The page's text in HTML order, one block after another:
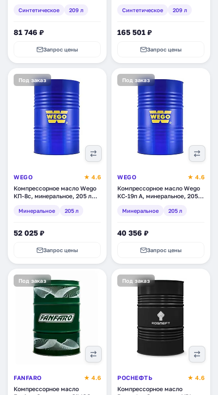
(550042581)
Синтетическое 209 л
81 746 ₽
Запрос цены
(550035100)
Синтетическое 209 л
165 501 ₽
Запрос цены
Под заказ
WEGO
★ 4.6
Компрессорное масло Wego
КП-8с, минеральное, 205 л
Минеральное 205 л
52 025 ₽
Запрос цены
Под заказ
WEGO
★ 4.6
Компрессорное масло Wego
КС-19п А, минеральное, 205 л
Минеральное 205 л
40 356 ₽
Запрос цены
Под заказ
FANFARO
★ 4.6
Компрессорное масло
Под заказ
РОСНЕФТЬ
★ 4.6
Компрессорное масло